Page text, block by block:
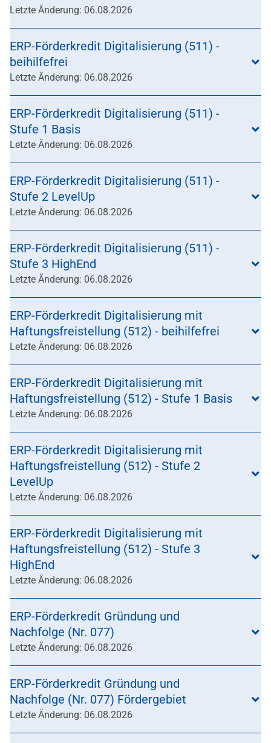
Letzte Änderung: 06.08.2026
ERP-Förderkredit Digitalisierung (511) -
beihilfefrei
Letzte Änderung: 06.08.2026
ERP-Förderkredit Digitalisierung (511) -
Stufe 1 Basis
Letzte Änderung: 06.08.2026
ERP-Förderkredit Digitalisierung (511) -
Stufe 2 LevelUp
Letzte Änderung: 06.08.2026
ERP-Förderkredit Digitalisierung (511) -
Stufe 3 HighEnd
Letzte Änderung: 06.08.2026
ERP-Förderkredit Digitalisierung mit
Haftungsfreistellung (512) - beihilfefrei
Letzte Änderung: 06.08.2026
ERP-Förderkredit Digitalisierung mit
Haftungsfreistellung (512) - Stufe 1 Basis
Letzte Änderung: 06.08.2026
ERP-Förderkredit Digitalisierung mit
Haftungsfreistellung (512) - Stufe 2
LevelUp
Letzte Änderung: 06.08.2026
ERP-Förderkredit Digitalisierung mit
Haftungsfreistellung (512) - Stufe 3
HighEnd
Letzte Änderung: 06.08.2026
ERP-Förderkredit Gründung und
Nachfolge (Nr. 077)
Letzte Änderung: 06.08.2026
ERP-Förderkredit Gründung und
Nachfolge (Nr. 077) Fördergebiet
Letzte Änderung: 06.08.2026